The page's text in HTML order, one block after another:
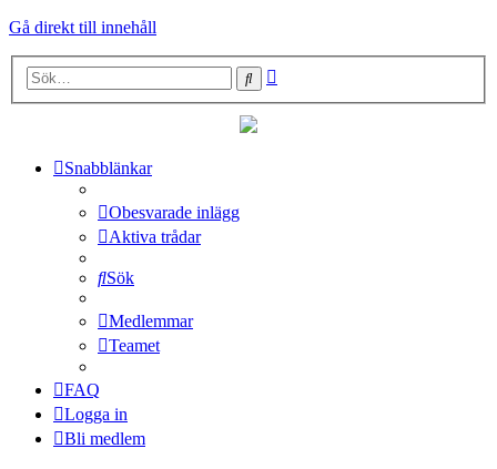
Gå direkt till innehåll
Sök
Snabblänkar
Obesvarade inlägg
Aktiva trådar
Sök
Medlemmar
Teamet
FAQ
Logga in
Bli medlem